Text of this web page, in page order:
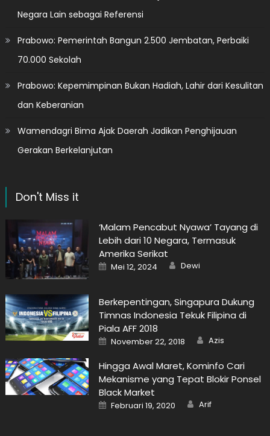
Negara Lain sebagai Referensi
Prabowo: Pemerintah Bangun 2.500 Jembatan, Perbaiki
70.000 Sekolah
Prabowo: Kepemimpinan Bukan Hadiah, Lahir dari Kesulitan
dan Keberanian
Wamendagri Bima Ajak Daerah Jadikan Penghijauan
Gerakan Berkelanjutan
Don't Miss it
‘Malam Pencabut Nyawa’ Tayang di
Lebih dari 10 Negara, Termasuk
Amerika Serikat
Posted
on
Mei 12, 2024 Author
Dewi
Berkepentingan, Singapura Dukung
Timnas Indonesia Tekuk Filipina di
Piala AFF 2018
Posted
on
November 22, 2018 Author
Azis
Hingga Awal Maret, Kominfo Cari
Mekanisme yang Tepat Blokir Ponsel
Black Market
Posted
on
Februari 19, 2020 Author
Arif